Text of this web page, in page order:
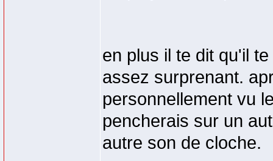
en plus il te dit qu'il
assez surprenant.
personnellement vu
pencherais sur un
autre son de cloche.